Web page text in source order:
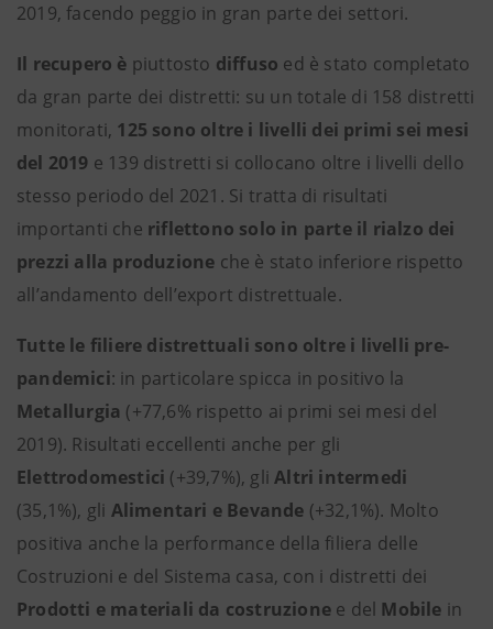
2019, facendo peggio in gran parte dei settori.
Il recupero è piuttosto diffuso ed è stato completato
da gran parte dei distretti: su un totale di 158 distretti
monitorati, 125 sono oltre i livelli dei primi sei mesi
del 2019 e 139 distretti si collocano oltre i livelli dello
stesso periodo del 2021. Si tratta di risultati
importanti che riflettono solo in parte il rialzo dei
prezzi alla produzione che è stato inferiore rispetto
all’andamento dell’export distrettuale.
Tutte le filiere distrettuali sono oltre i livelli pre-
pandemici: in particolare spicca in positivo la
Metallurgia (+77,6% rispetto ai primi sei mesi del
2019). Risultati eccellenti anche per gli
Elettrodomestici (+39,7%), gliAltri intermedi
(35,1%), gli Alimentari e Bevande (+32,1%). Molto
positiva anche la performance della filiera delle
Costruzioni e del Sistema casa, con i distretti dei
Prodotti e materiali da costruzione e del Mobile in